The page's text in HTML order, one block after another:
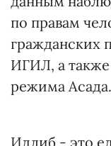
по правам
гражданских
ИГИЛ, а
режима Асада.
Идлиб - это